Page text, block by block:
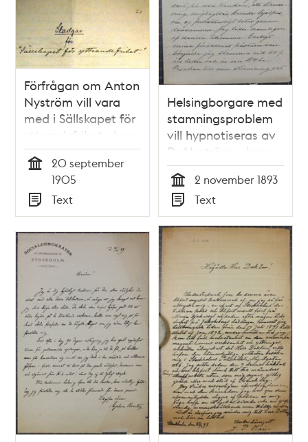
Förfrågan om Anton
Nyström vill vara
med i Sällskapet för
yttrandefrihet - brev
och stadgar
20 september
1905
Typ
Text
Helsingborgare med
stamningsproblem
vill hypnotiseras av
Dr Nyström – brev
1893
Tid
2 november 1893
Typ
Text